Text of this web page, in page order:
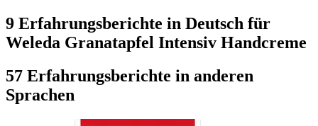
9 Erfahrungsberichte in Deutsch für
Weleda Granatapfel Intensiv Handcreme
57 Erfahrungsberichte in anderen
Sprachen